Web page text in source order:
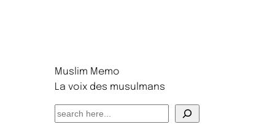
Muslim Memo
La voix des musulmans
S